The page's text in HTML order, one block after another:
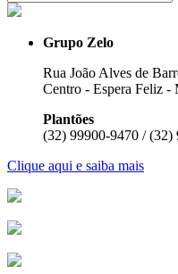
Grupo Zelo
Rua João Alves de
Centro - Espera Feliz -
Plantões
(32) 99900-9470 / (32)
Clique aqui e saiba mais